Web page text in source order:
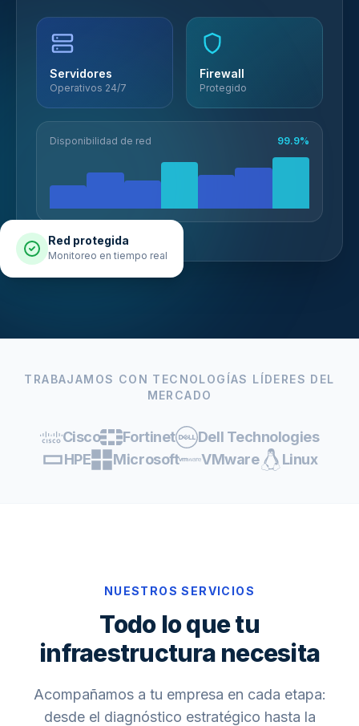
Servidores
Operativos 24/7
Firewall
Protegido
Disponibilidad de red 99.9%
Red protegida
Monitoreo en tiempo real
TRABAJAMOS CON TECNOLOGÍAS LÍDERES DEL
MERCADO
Cisco Fortinet
Dell Technologies
HPE
Microsoft VMware Linux
NUESTROS SERVICIOS
Todo lo que tu
infraestructura necesita
Acompañamos a tu empresa en cada etapa:
desde el diagnóstico estratégico hasta la